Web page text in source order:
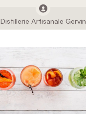
Distillerie Artisanale Gervin